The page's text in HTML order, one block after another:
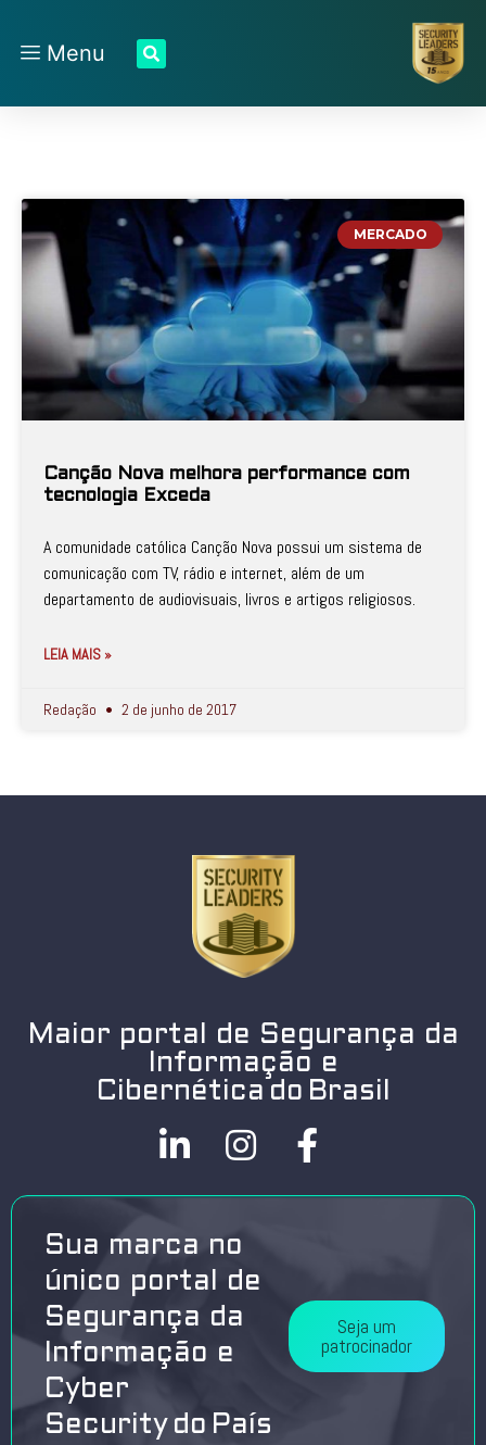
Menu
MERCADO
Canção Nova melhora performance com
tecnologia Exceda
A comunidade católica Canção Nova possui um sistema de
comunicação com TV, rádio e internet, além de um
departamento de audiovisuais, livros e artigos religiosos.
LEIA MAIS »
Redação 2 de junho de 2017
Maior portal de Segurança da
Informação e
Cibernética do Brasil
Sua marca no
único portal de
Segurança da
Informação e
Cyber
Security do País
Seja um
patrocinador